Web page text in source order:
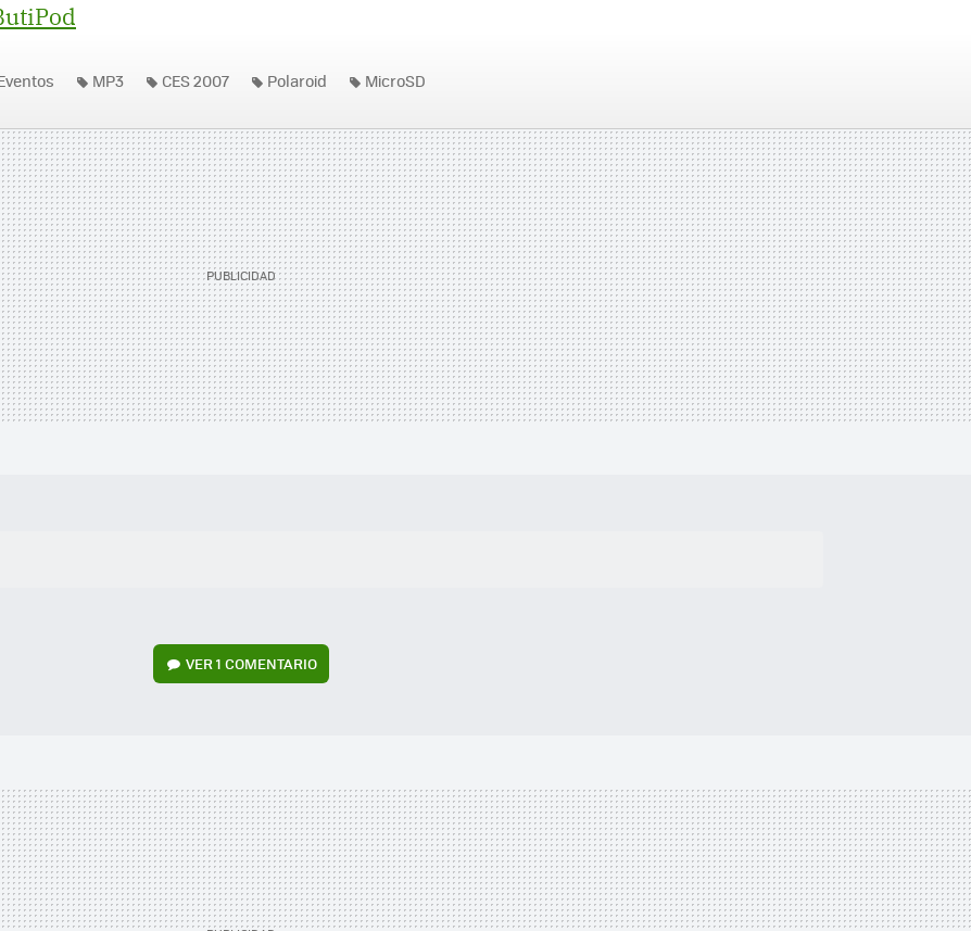
MP3 CES 2007 Polaroid MicroSD
VER1 COMENTARIO